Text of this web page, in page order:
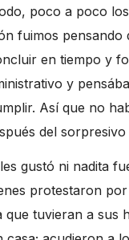
poco a poco
fuimos pensando
en tiempo y
y
Así que no
del
gustó ni nadita
protestaron por
que tuvieran a sus